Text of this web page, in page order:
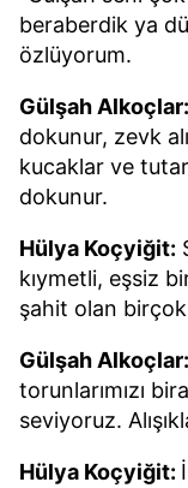
beraberdik ya
özlüyorum.
Gülşah Alkoçlar:
dokunur, zevk
kucaklar ve
dokunur.
Hülya Koçyiğit:
kıymetli, eşsiz
şahit olan
Gülşah Alkoçlar:
torunlarımızı
seviyoruz.
Hülya Koçyiğit: